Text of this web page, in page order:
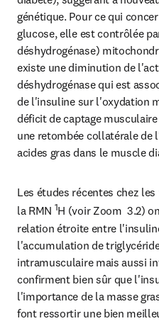
génétique. Pour ce qui
glucose, elle est contrôlée
déshydrogénase)
existe une diminution de
déshydrogénase qui est
de l'insuline sur l'oxydation
déficit de captage
une retombée collatérale
acides gras dans le muscle
Les études récentes chez
la RMN 1H (voir Zoom  3.2)
relation étroite entre
l'accumulation de
intramusculaire mais aussi
confirment bien sûr que
l'importance de la masse
font ressortir une bien